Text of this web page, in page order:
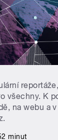
všechny. K
na webu a
minut